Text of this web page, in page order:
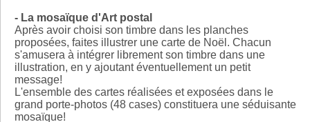
- La mosaïque d'Art postal
Après avoir choisi son timbre dans les planches
proposées, faites illustrer une carte de Noël. Chacun
s'amusera à intégrer librement son timbre dans une
illustration, en y ajoutant éventuellement un petit
message!
L'ensemble des cartes réalisées et exposées dans le
grand porte-photos (48 cases) constituera une séduisante
mosaïque!